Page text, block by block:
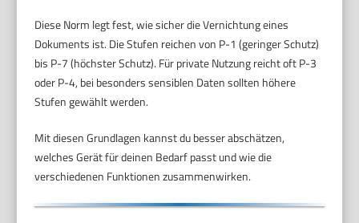
Diese Norm legt fest, wie sicher die Vernichtung eines
Dokuments ist. Die Stufen reichen von P-1 (geringer Schutz)
bis P-7 (höchster Schutz). Für private Nutzung reicht oft P-3
oder P-4, bei besonders sensiblen Daten sollten höhere
Stufen gewählt werden.
Mit diesen Grundlagen kannst du besser abschätzen,
welches Gerät für deinen Bedarf passt und wie die
verschiedenen Funktionen zusammenwirken.